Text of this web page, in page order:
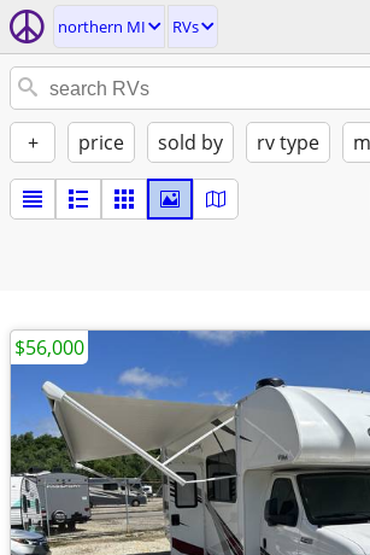
northern MI RVs
+ price sold by rv type
$56,000